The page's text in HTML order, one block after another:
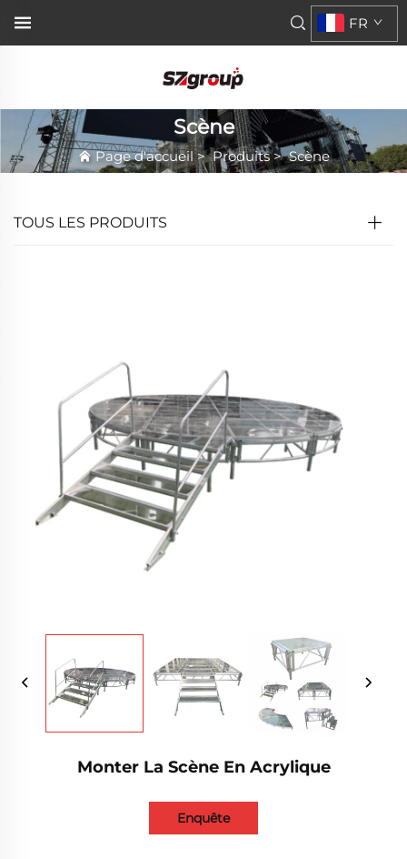
FR
Scène
Page d'accueil>Produits>Scène
TOUS LES PRODUITS
Monter La Scène En Acrylique
Enquête